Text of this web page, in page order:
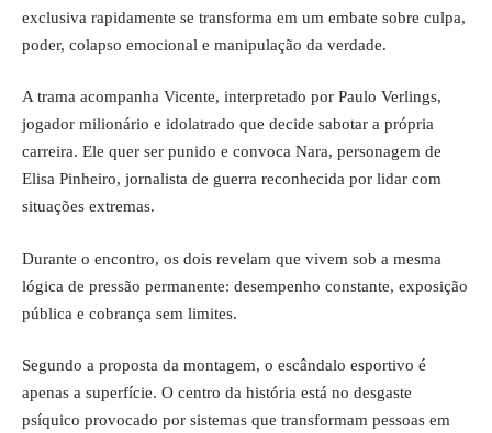
exclusiva rapidamente se transforma em um embate sobre culpa,
poder, colapso emocional e manipulação da verdade.
A trama acompanha Vicente, interpretado por Paulo Verlings,
jogador milionário e idolatrado que decide sabotar a própria
carreira. Ele quer ser punido e convoca Nara, personagem de
Elisa Pinheiro, jornalista de guerra reconhecida por lidar com
situações extremas.
Durante o encontro, os dois revelam que vivem sob a mesma
lógica de pressão permanente: desempenho constante, exposição
pública e cobrança sem limites.
Segundo a proposta da montagem, o escândalo esportivo é
apenas a superfície. O centro da história está no desgaste
psíquico provocado por sistemas que transformam pessoas em